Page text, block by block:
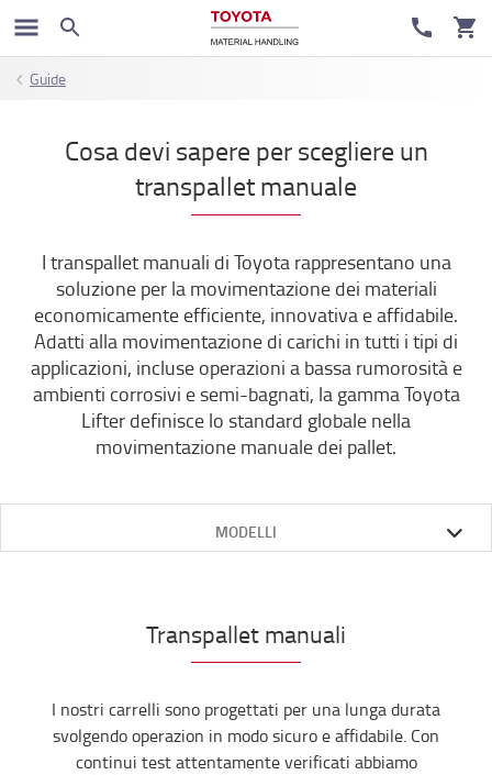
Guide
Cosa devi sapere per scegliere un
transpallet manuale
I transpallet manuali di Toyota rappresentano una
soluzione per la movimentazione dei materiali
economicamente efficiente, innovativa e affidabile.
Adatti alla movimentazione di carichi in tutti i tipi di
applicazioni, incluse operazioni a bassa rumorosità e
ambienti corrosivi e semi-bagnati, la gamma Toyota
Lifter definisce lo standard globale nella
movimentazione manuale dei pallet.
MODELLI
Transpallet manuali
I nostri carrelli sono progettati per una lunga durata
svolgendo operazion in modo sicuro e affidabile. Con
continui test attentamente verificati abbiamo